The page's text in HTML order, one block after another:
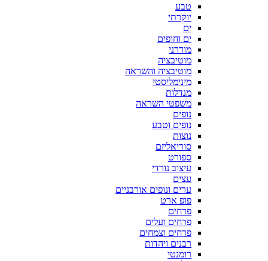
טבע
יוקרתי
ים
ים וחופים
מודרני
מוטיבציה
מוטיבציה והשראה
מינימליסטי
מנדלות
משפטי השראה
נופים
נופים וטבע
נוצות
סוריאליזם
ספורט
עיצוב נורדי
עצים
ערים ונופים אורבניים
פופ ארט
פרחים
פרחים ועלים
פרחים וצמחים
רבנים ויהדות
רומנטי